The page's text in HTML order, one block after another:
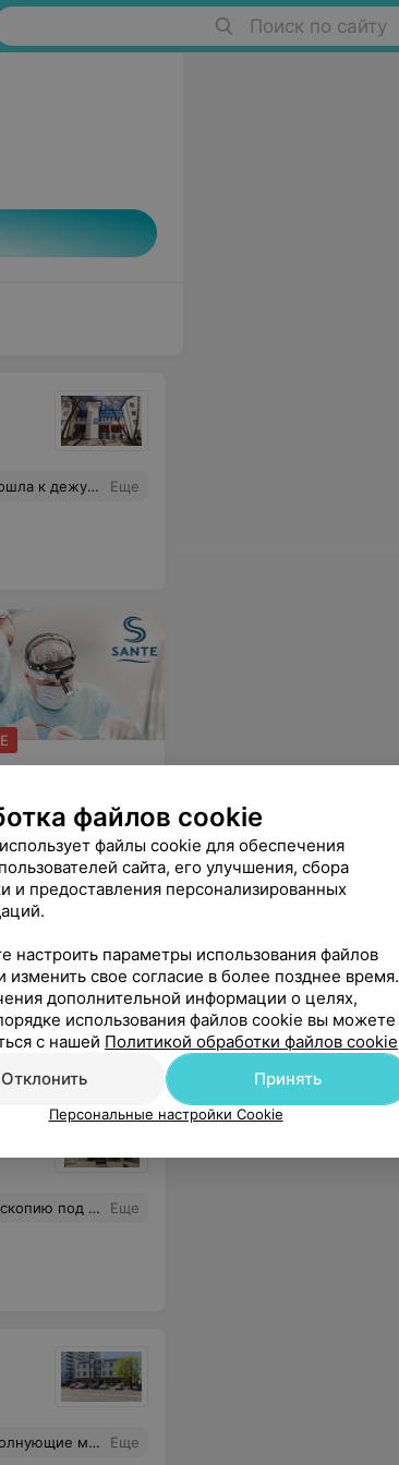
Поиск по сайту
дни.Вот такое отнашение к пациентам. Еще
диагноза. Спасибо и низкий поклон. Еще
определенное число ? Люди ждут целый месяц!!чтобы потом получить в ответ : записи нет, запись на след месяц будет вестись в конце месяца!! Еще
объясняет. Еще
файлов cookie
файлы cookie для обеспечения
сайта, его улучшения, сбора
и предоставления персонализированных
настроить параметры использования файлов
изменить свое согласие в более позднее время.
дополнительной информации о целях,
использования файлов cookie вы можете
с нашей Политикой обработки файлов cookie
Отклонить
Принять
Персональные настройки Cookie